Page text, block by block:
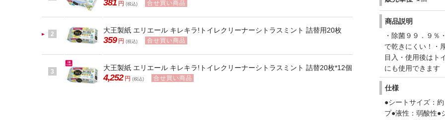
商品説明
・除菌９９．９％
で乾きにくい！・
目入・使用後はト
にも使用できます
仕様
●シートサイズ：
プ●液性：弱酸性●
381 円 (税込) 合せ買い商品
2 大王製紙 エリエール キレキラ!トイレクリーナーシトラスミント 詰替用20枚
359 円 (税込) 合せ買い商品
3 大王製紙 エリエール キレキラ!トイレクリーナーシトラスミント 詰替20枚*12個
4,252 円 (税込) 合せ買い商品